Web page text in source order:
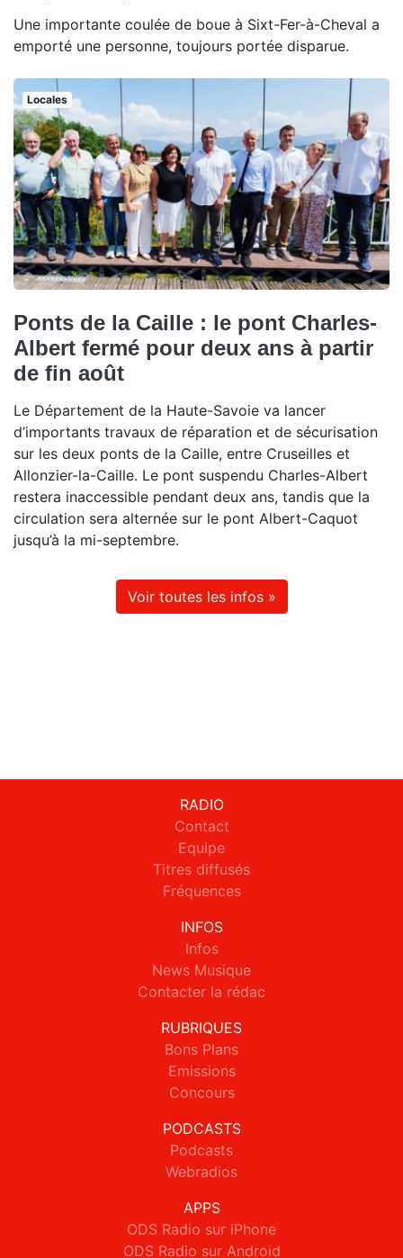
Une importante coulée de boue à Sixt-Fer-à-Cheval a
emporté une personne, toujours portée disparue.
Locales
Ponts de la Caille : le pont Charles-
Albert fermé pour deux ans à partir
de fin août
Le Département de la Haute-Savoie va lancer
d’importants travaux de réparation et de sécurisation
sur les deux ponts de la Caille, entre Cruseilles et
Allonzier-la-Caille. Le pont suspendu Charles-Albert
restera inaccessible pendant deux ans, tandis que la
circulation sera alternée sur le pont Albert-Caquot
jusqu’à la mi-septembre.
Voir toutes les infos »
RADIO
Contact
Equipe
Titres diffusés
Fréquences
INFOS
Infos
News Musique
Contacter la rédac
RUBRIQUES
Bons Plans
Emissions
Concours
PODCASTS
Podcasts
Webradios
APPS
ODS Radio sur iPhone
ODS Radio sur Android